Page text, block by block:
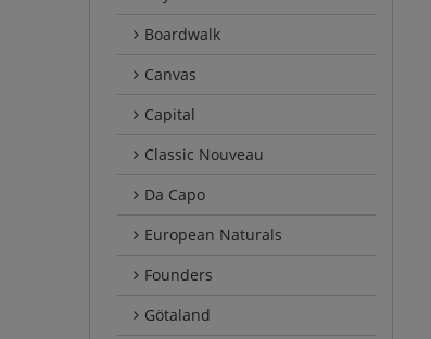
Boardwalk
Canvas
Capital
Classic Nouveau
Da Capo
European Naturals
Founders
Götaland